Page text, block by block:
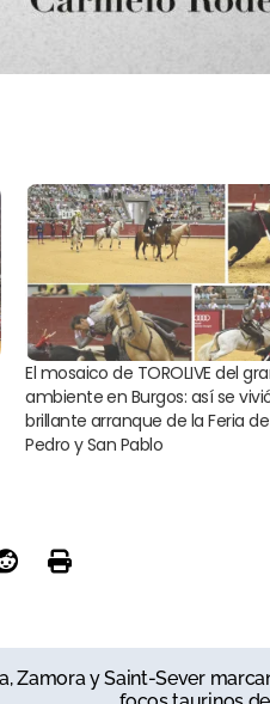
El mosaico de TOROLIVE del
ambiente en Burgos: así se
brillante arranque de la Feria
Pedro y San Pablo
Zamora y Saint-Sever